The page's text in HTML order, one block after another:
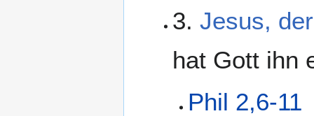
3. Jesus,
hat Gott ihn
Phil 2,6-11